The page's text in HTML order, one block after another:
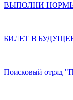
ВЫПОЛНИ
БИЛЕТ В БУДУЩЕЕ:
Поисковый отряд